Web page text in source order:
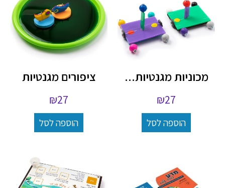
מכוניות מגנטיות...
₪27
הוספה לסל
ציפורים מגנטיות
₪27
הוספה לסל